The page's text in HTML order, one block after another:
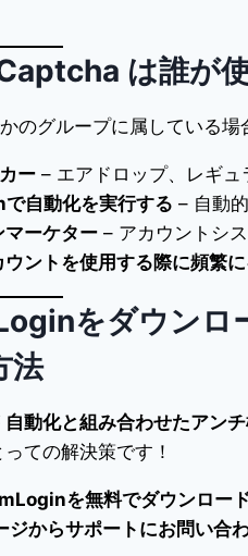
は誰が
のグループに属している場
ー – エアドロップ、レギュ
自動化を実行する – 自動
マーケター – アカウントシ
ントを使用する際に頻繁
をダウンロ
法
自動化と組み合わせたアン
ての解決策です！
を無料でダウンロー
ジからサポートにお問い合